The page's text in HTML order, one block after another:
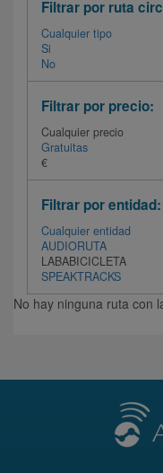
Filtrar por ruta
Cualquier tipo
Si
No
Filtrar por precio:
Cualquier precio
Gratuitas
€
Filtrar por entidad:
Cualquier entidad
AUDIORUTA
LABABICICLETA
SPEAKTRACKS
No hay ninguna ruta con